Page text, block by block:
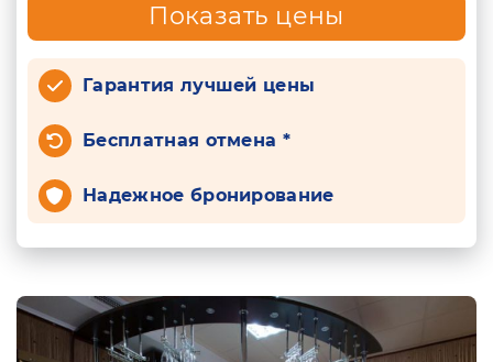
Показать цены
Гарантия лучшей цены
Бесплатная отмена *
Надежное бронирование